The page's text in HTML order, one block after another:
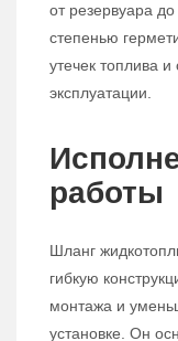
от резервуара
степенью
утечек топлива и
эксплуатации.
работы
Шланг
гибкую
монтажа и
установке. Он